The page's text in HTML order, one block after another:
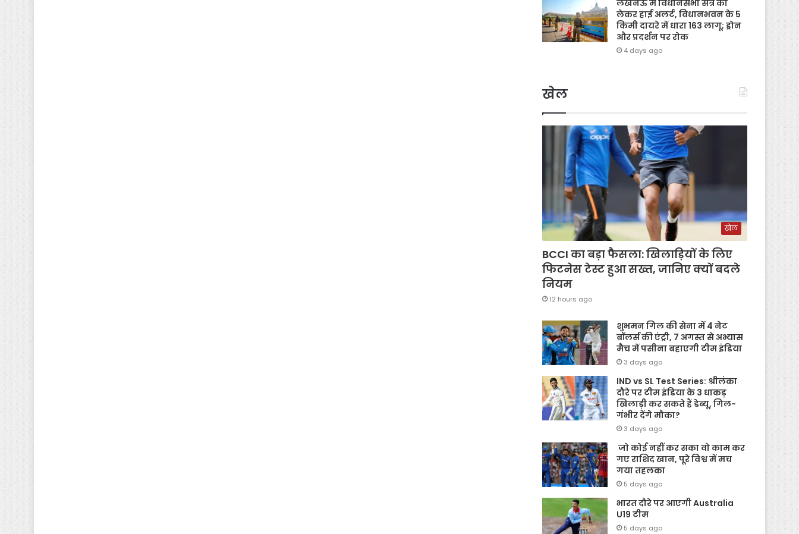
लखनऊ में विधानसभा सत्र को
लेकर हाई अलर्ट, विधानभवन के 5
किमी दायरे में धारा 163 लागू; ड्रोन
और प्रदर्शन पर रोक
4 days ago
खेल
खेल
BCCI का बड़ा फैसला: खिलाड़ियों के लिए
फिटनेस टेस्ट हुआ सख्त, जानिए क्यों बदले
नियम
12 hours ago
शुभमन गिल की सेना में 4 नेट
बॉलर्स की एंट्री, 7 अगस्त से अभ्यास
मैच में पसीना बहाएगी टीम इंडिया
3 days ago
IND vs SL Test Series: श्रीलंका
दौरे पर टीम इंडिया के 3 धाकड़
खिलाड़ी कर सकते हैं डेब्यू, गिल-
गंभीर देंगे मौका?
3 days ago
जो कोई नहीं कर सका वो काम कर
गए राशिद खान, पूरे विश्व में मच
गया तहलका
5 days ago
भारत दौरे पर आएगी Australia
U19 टीम
5 days ago